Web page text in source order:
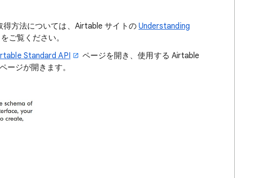
得方法については、Airtable サイトの Understanding
をご覧ください。
Standard API
ページを開き、使用する Airtable
ージが開きます。